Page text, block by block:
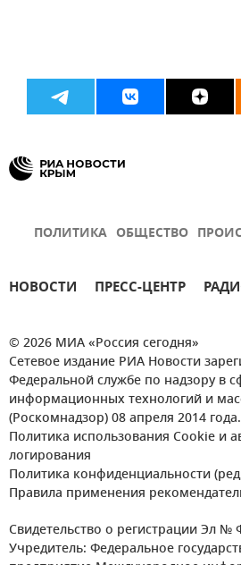
ПОЛИТИКА ОБЩЕСТВО
НОВОСТИ ПРЕСС-ЦЕНТР
© 2026 МИА «Россия сегодня»
Сетевое издание РИА Новости
Федеральной службе по надзору в
информационных технологий и
(Роскомнадзор) 08 апреля 2014 года.
Политика использования Cookie и
логирования
Политика конфиденциальности
Правила применения
Свидетельство о регистрации Эл №
Учредитель: Федеральное